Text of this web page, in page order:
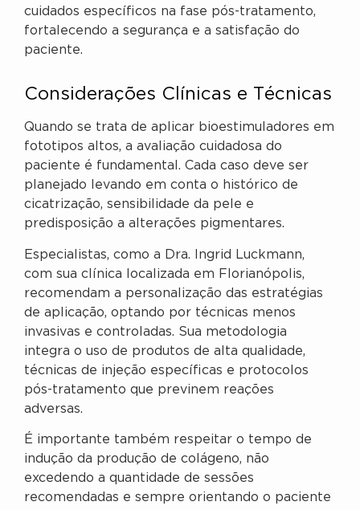
cuidados específicos na fase pós-tratamento,
fortalecendo a segurança e a satisfação do
paciente.
Considerações Clínicas e Técnicas
Quando se trata de aplicar bioestimuladores em
fototipos altos, a avaliação cuidadosa do
paciente é fundamental. Cada caso deve ser
planejado levando em conta o histórico de
cicatrização, sensibilidade da pele e
predisposição a alterações pigmentares.
Especialistas, como a Dra. Ingrid Luckmann,
com sua clínica localizada em Florianópolis,
recomendam a personalização das estratégias
de aplicação, optando por técnicas menos
invasivas e controladas. Sua metodologia
integra o uso de produtos de alta qualidade,
técnicas de injeção específicas e protocolos
pós-tratamento que previnem reações
adversas.
É importante também respeitar o tempo de
indução da produção de colágeno, não
excedendo a quantidade de sessões
recomendadas e sempre orientando o paciente